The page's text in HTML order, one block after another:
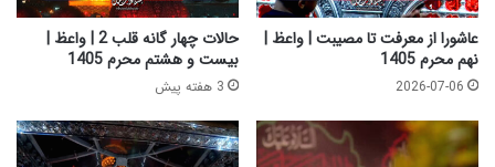
ل
ا
2
|
و
ا
ع
ا
ز
م
د
ن
ه
عاشورا از معرفت تا مصیبت | واعظ |
نهم محرم 1405
2026-07-06
حالات چهار گانه قلب 2 | واعظ |
بیست و هشتم محرم 1405
3 هفته پیش